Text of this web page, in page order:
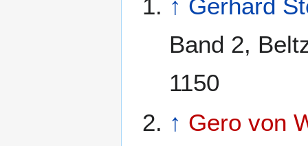
↑ Gerhard
Band 2,
1150
↑ Gero von